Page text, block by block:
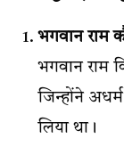
भगवान राम
भगवान राम
जिन्होंने
लिया था।